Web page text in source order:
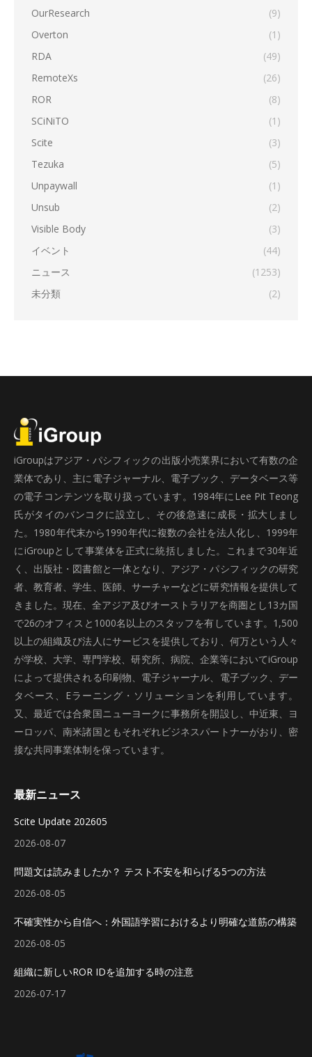
OurResearch
(9)
Overton
(1)
RDA
(49)
RemoteXs
(26)
ROR
(8)
SCiNiTO
(1)
Scite
(3)
Tezuka
(5)
Unpaywall
(1)
Unsub
(2)
Visible Body
(3)
イベント
(44)
ニュース
(1253)
未分類
(2)
iGroupはアジア・パシフィックの出版小売業界において有数の企
業体であり、主に電子ジャーナル、電子ブック、データベース等
の電子コンテンツを取り扱っています。1984年にLee Pit Teong
氏がタイのバンコクに設立し、その後急速に成長・拡大しまし
た。1980年代末から1990年代に複数の会社を法人化し、1999年
にiGroupとして事業体を正式に統括しました。これまで30年近
く、出版社・図書館と一体となり、アジア・パシフィックの研究
者、教育者、学生、医師、サーチャーなどに研究情報を提供して
きました。現在、全アジア及びオーストラリアを商圏とし13カ国
で26のオフィスと1000名以上のスタッフを有しています。1,500
以上の組織及び法人にサービスを提供しており、何万という人々
が学校、大学、専門学校、研究所、病院、企業等においてiGroup
によって提供される印刷物、電子ジャーナル、電子ブック、デー
タベース、Eラーニング・ソリューションを利用しています。
又、最近では合衆国ニューヨークに事務所を開設し、中近東、ヨ
ーロッパ、南米諸国ともそれぞれビジネスパートナーがおり、密
接な共同事業体制を保っています。
最新ニュース
Scite Update 202605
2026-08-07
問題文は読みましたか？ テスト不安を和らげる5つの方法
2026-08-05
不確実性から自信へ：外国語学習におけるより明確な道筋の構築
2026-08-05
組織に新しいROR IDを追加する時の注意
2026-07-17